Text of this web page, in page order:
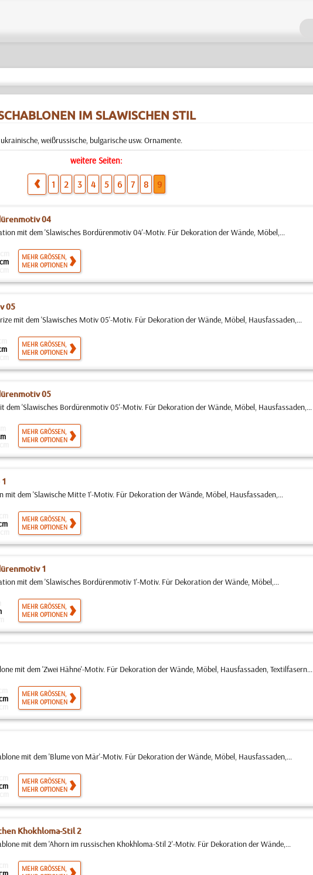
IM SLAWISCHEN STIL
weißrussische, bulgarische usw. Ornamente.
weitere Seiten:
1 2 3 4 5 6 7 8 9
04
mit dem 'Slawisches Bordürenmotiv 04'-Motiv. Für Dekoration der Wände, Möbel,...
MEHR GRÖSSEN,
MEHR OPTIONEN
05
mit dem 'Slawisches Motiv 05'-Motiv. Für Dekoration der Wände, Möbel, Hausfassaden,...
MEHR GRÖSSEN,
MEHR OPTIONEN
05
dem 'Slawisches Bordürenmotiv 05'-Motiv. Für Dekoration der Wände, Möbel, Hausfassaden,...
MEHR GRÖSSEN,
MEHR OPTIONEN
mit dem 'Slawische Mitte 1'-Motiv. Für Dekoration der Wände, Möbel, Hausfassaden,...
MEHR GRÖSSEN,
MEHR OPTIONEN
1
mit dem 'Slawisches Bordürenmotiv 1'-Motiv. Für Dekoration der Wände, Möbel,...
MEHR GRÖSSEN,
MEHR OPTIONEN
mit dem 'Zwei Hähne'-Motiv. Für Dekoration der Wände, Möbel, Hausfassaden, Textilfasern...
MEHR GRÖSSEN,
MEHR OPTIONEN
mit dem 'Blume von Mär'-Motiv. Für Dekoration der Wände, Möbel, Hausfassaden,...
MEHR GRÖSSEN,
MEHR OPTIONEN
Khokhloma-Stil 2
mit dem 'Ahorn im russischen Khokhloma-Stil 2'-Motiv. Für Dekoration der Wände,...
MEHR GRÖSSEN,